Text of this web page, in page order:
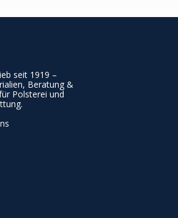
seit 1919 –
Beratung &
Polsterei und